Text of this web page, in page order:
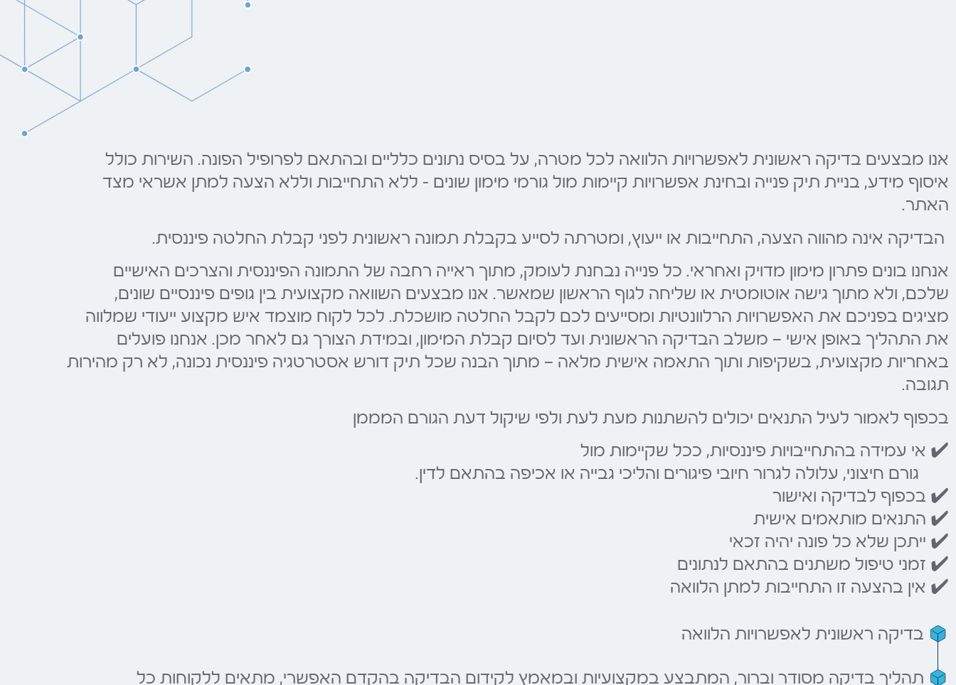
אנו מבצעים בדיקה ראשונית לאפשרויות הלוואה לכל מטרה, על בסיס נתונים כלליים ובהתאם לפרופיל הפונה. השירות כולל
איסוף מידע, בניית תיק פנייה ובחינת אפשרויות קיימות מול גורמי מימון שונים – ללא התחייבות וללא הצעה למתן אשראי מצד
האתר.
הבדיקה אינה מהווה הצעה, התחייבות או ייעוץ, ומטרתה לסייע בקבלת תמונה ראשונית לפני קבלת החלטה פיננסית.
אנחנו בונים פתרון מימון מדויק ואחראי. כל פנייה נבחנת לעומק, מתוך ראייה רחבה של התמונה הפיננסית והצרכים האישיים
שלכם, ולא מתוך גישה אוטומטית או שליחה לגוף הראשון שמאשר. אנו מבצעים השוואה מקצועית בין גופים פיננסיים שונים,
מציגים בפניכם את האפשרויות הרלוונטיות ומסייעים לכם לקבל החלטה מושכלת. לכל לקוח מוצמד איש מקצוע ייעודי שמלווה
את התהליך באופן אישי — משלב הבדיקה הראשונית ועד לסיום קבלת המימון, ובמידת הצורך גם לאחר מכן. אנחנו פועלים
באחריות מקצועית, בשקיפות ותוך התאמה אישית מלאה — מתוך הבנה שכל תיק דורש אסטרטגיה פיננסית נכונה, לא רק מהירות
תגובה.
בכפוף לאמור לעיל התנאים יכולים להשתנות מעת לעת ולפי שיקול דעת הגורם המממן
✔️ אי עמידה בהתחייבויות פיננסיות, ככל שקיימות מול
גורם חיצוני, עלולה לגרור חיובי פיגורים והליכי גבייה או אכיפה בהתאם לדין.
✔️ בכפוף לבדיקה ואישור
✔️ התנאים מותאמים אישית
✔️ ייתכן שלא כל פונה יהיה זכאי
✔️ זמני טיפול משתנים בהתאם לנתונים
✔️ אין בהצעה זו התחייבות למתן הלוואה
בדיקה ראשונית לאפשרויות הלוואה
תהליך בדיקה מסודר וברור, המתבצע במקצועיות ובמאמץ לקידום הבדיקה בהקדם האפשרי, מתאים ללקוחות כל